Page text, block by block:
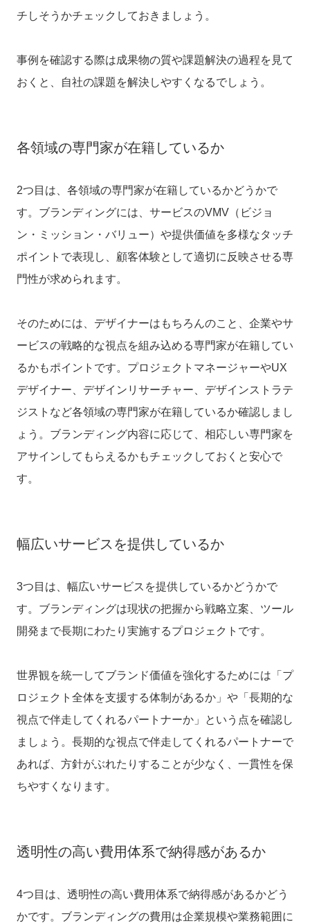
チしそうかチェックしておきましょう。
事例を確認する際は成果物の質や課題解決の過程を見て
おくと、自社の課題を解決しやすくなるでしょう。
各領域の専門家が在籍しているか
2つ目は、各領域の専門家が在籍しているかどうかで
す。ブランディングには、サービスのVMV（ビジョ
ン・ミッション・バリュー）や提供価値を多様なタッチ
ポイントで表現し、顧客体験として適切に反映させる専
門性が求められます。
そのためには、デザイナーはもちろんのこと、企業やサ
ービスの戦略的な視点を組み込める専門家が在籍してい
るかもポイント です。プロジェクトマネージャーやUX
デザイナー、デザインリサーチャー、デザインストラテ
ジストなど各領域の専門家が在籍しているか確認しまし
ょう。ブランディング内容に応じて、相応しい専門家を
アサインしてもらえるかもチェックしておくと安心で
す。
幅広いサービスを提供しているか
3つ目は、幅広いサービスを提供しているかどうかで
す。ブランディングは現状の把握から戦略立案、ツール
開発まで長期にわたり実施するプロジェクトです。
世界観を統一してブランド価値を強化するためには「 プ
ロジェクト全体を支援する体制があるか」や「長期的な
視点で伴走してくれるパートナーか」という点を確認し
ましょう。長期的な視点で伴走してくれるパートナーで
あれば、方針がぶれたりすることが少なく、一貫性を保
ちやすくなります。
透明性の高い費用体系で納得感があるか
4つ目は、透明性の高い費用体系で納得感があるかどう
かです。ブランディングの費用は企業規模や業務範囲に